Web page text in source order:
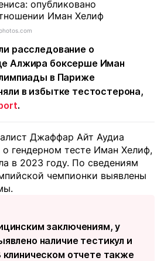
расследование о
Алжира боксерше Иман
в Париже
в избытке тестостерона,
.
Джаффар Айт Аудиа
о гендерном тесте Иман Хелиф,
в 2023 году. По сведениям
чемпионки выявлены
заключениям, у
наличие тестикул и
клиническом отчете также